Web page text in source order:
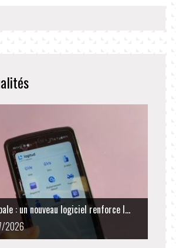
: un nouveau logiciel renforce l...
2026